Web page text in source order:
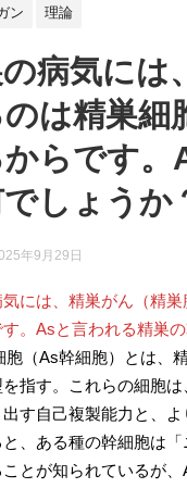
ン 理論
病気には
は精巣細
らです。
しょうか
年9月29日
には、精巣がん（精
す。Asと言われる精巣
胞（As幹細胞）とは、
指す。これらの細胞
出す自己複製能力と、
、ある種の幹細胞は
とが知られているが